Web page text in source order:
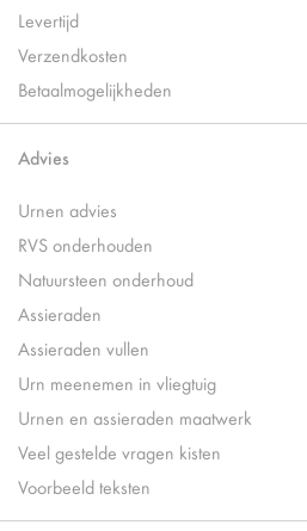
Levertijd
Verzendkosten
Betaalmogelijkheden
Advies
Urnen advies
RVS onderhouden
Natuursteen onderhoud
Assieraden
Assieraden vullen
Urn meenemen in vliegtuig
Urnen en assieraden maatwerk
Veel gestelde vragen kisten
Voorbeeld teksten